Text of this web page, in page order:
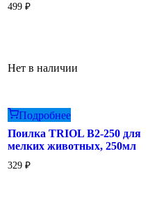
499 ₽
Нет в наличии
Подробнее
Поилка TRIOL B2-250 для
мелких животных, 250мл
329 ₽